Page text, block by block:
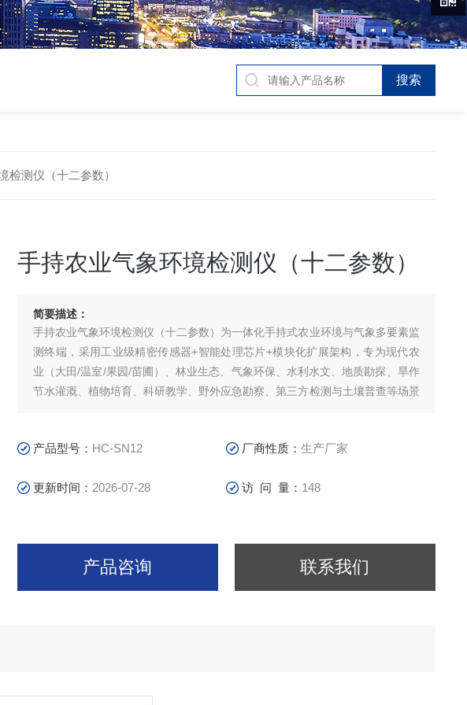
检测仪（十二参数）
手持农业气象环境检测仪（十二参数）
简要描述：
手持农业气象环境检测仪（十二参数）为一体化手持式农业环境与气象多要素监
测终端，采用工业级精密传感器+智能处理芯片+模块化扩展架构，专为现代农
业（大田/温室/果园/苗圃）、林业生态、气象环保、水利水文、地质勘探、旱作
节水灌溉、植物培育、科研教学、野外应急勘察、第三方检测与土壤普查等场景
产品型号： HC-SN12 厂商性质：生产厂家
更新时间： 2026-07-28 访 问 量： 148
产品咨询 联系我们